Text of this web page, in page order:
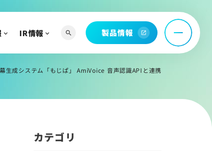
連資料
IR情報 search 製品情報 open_in_new
生成システム「もじぱ」 AmiVoice 音声認識APIと連携
カテゴリ